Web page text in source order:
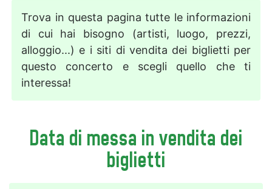
Trova in questa pagina tutte le informazioni
di cui hai bisogno (artisti, luogo, prezzi,
alloggio...) e i siti di vendita dei biglietti per
questo concerto e scegli quello che ti
interessa!
Data di messa in vendita dei
biglietti